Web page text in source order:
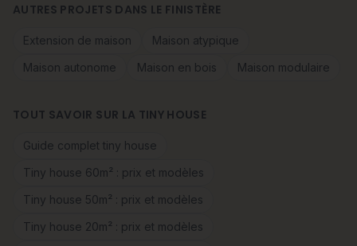
AUTRES PROJETS DANS LE FINISTÈRE
Extension de maison
Maison atypique
Maison autonome
Maison en bois Maison modulaire
TOUT SAVOIR SUR LA TINY HOUSE
Guide complet tiny house
Tiny house 60m² : prix et modèles
Tiny house 50m² : prix et modèles
Tiny house 20m² : prix et modèles